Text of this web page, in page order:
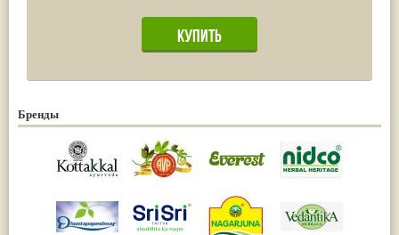
Бренды